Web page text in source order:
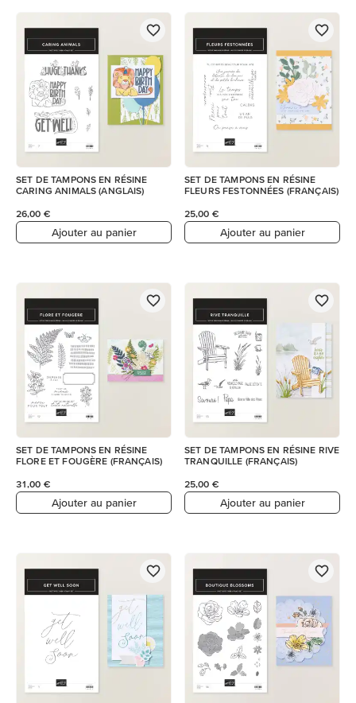
SET DE TAMPONS EN RÉSINE
CARING ANIMALS (ANGLAIS)
26,00 €
Ajouter au panier
SET DE TAMPONS EN RÉSINE
FLEURS FESTONNÉES (FRANÇAIS)
25,00 €
Ajouter au panier
SET DE TAMPONS EN RÉSINE
FLORE ET FOUGÈRE (FRANÇAIS)
31,00 €
Ajouter au panier
SET DE TAMPONS EN RÉSINE RIVE
TRANQUILLE (FRANÇAIS)
25,00 €
Ajouter au panier